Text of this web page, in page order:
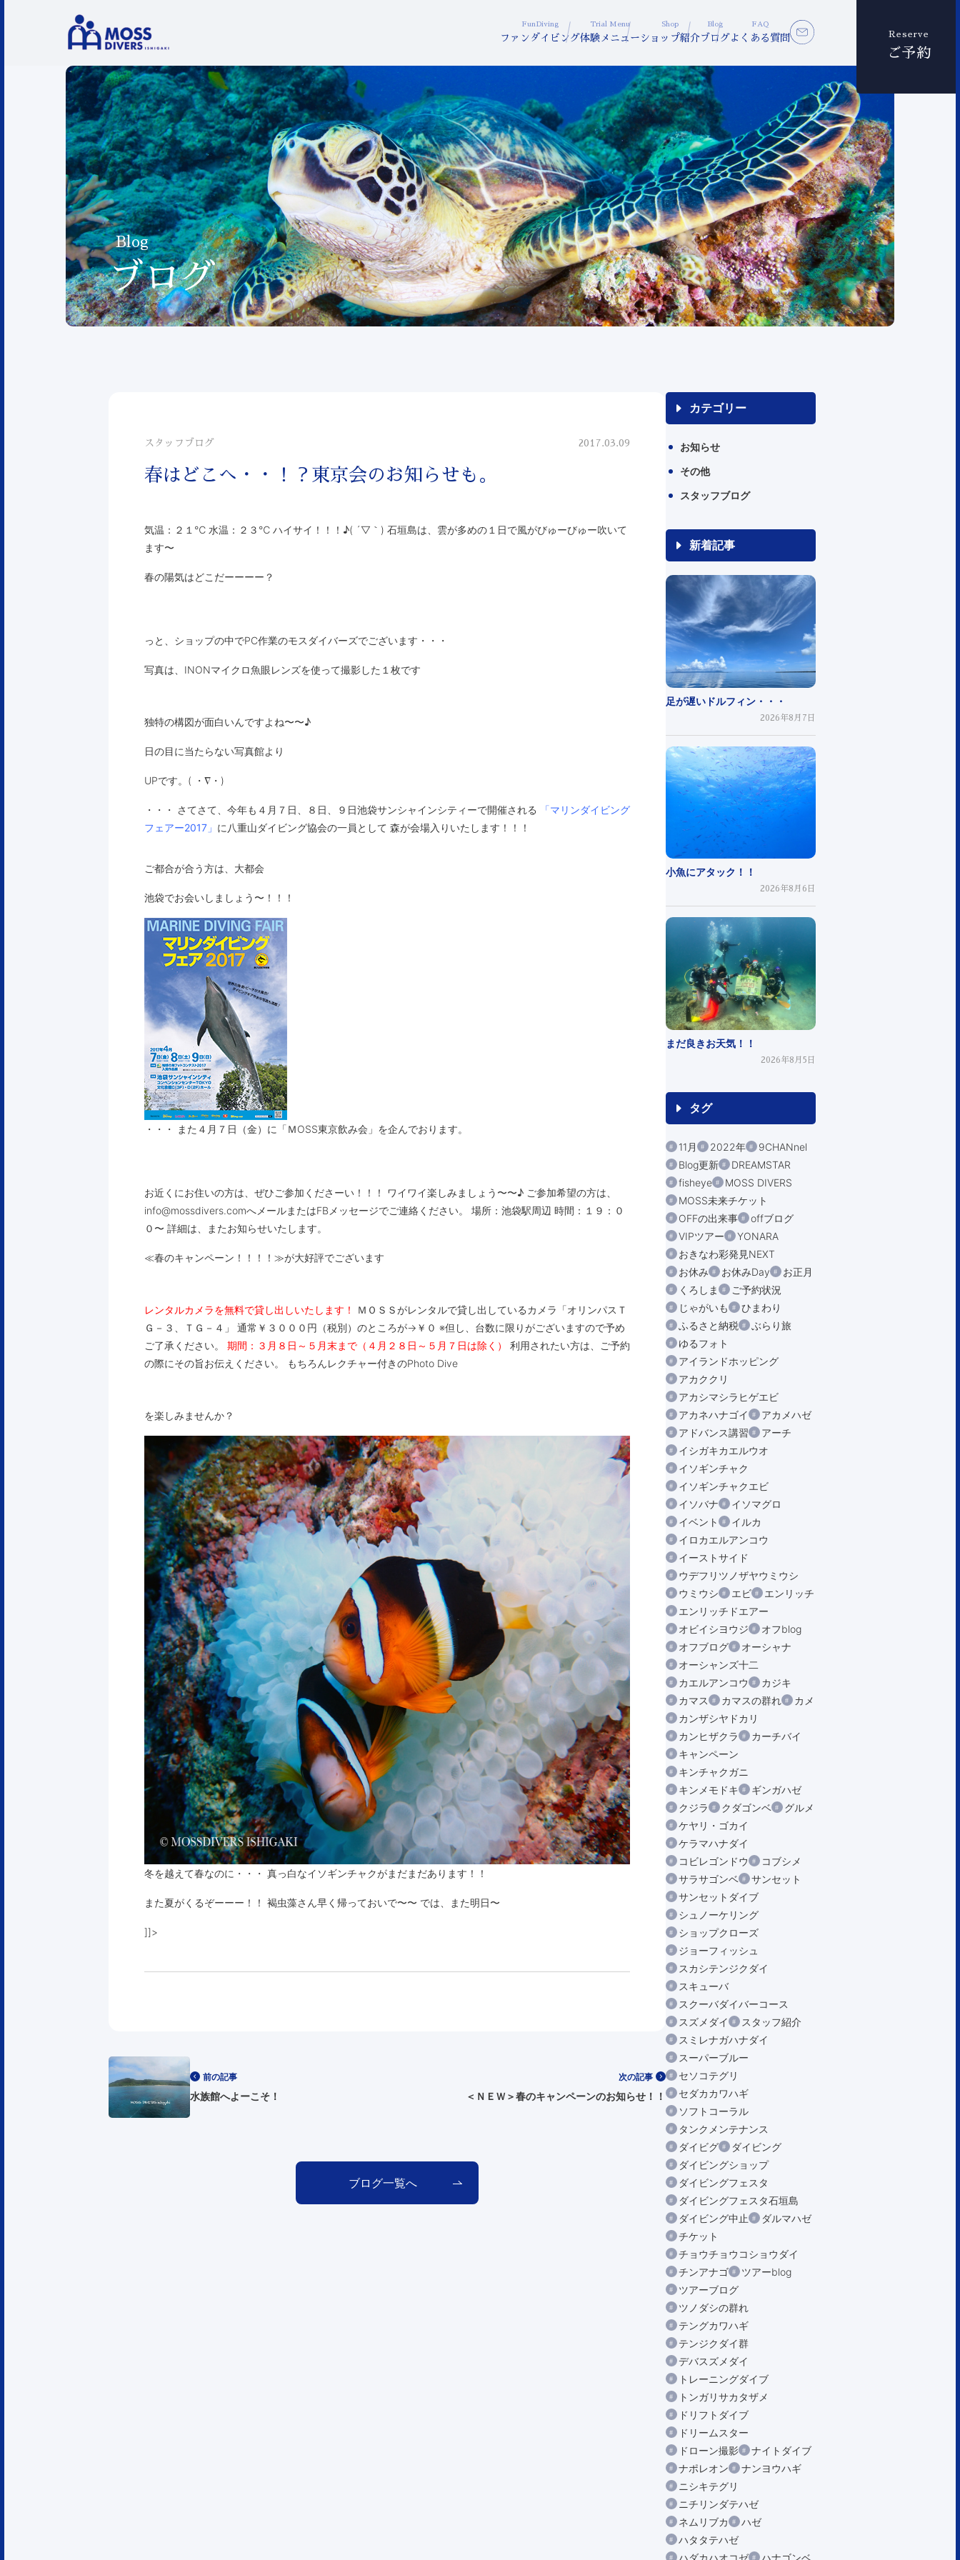
FunDiving
ファンダイビング
Trial Menu
体験メニュー
Shop
ショップ紹介
Blog
ブログ
FAQ
よくある質問 Reserve
ご予約
Blog
ブログ
スタッフブログ 2017.03.09
春はどこへ・・！？東京会のお知らせも。
気温：２１℃ 水温：２３℃ ハイサイ！！！♪( ´▽｀) 石垣島は、雲が多めの１日で風がびゅーびゅー吹いて
ます〜
春の陽気はどこだーーーー？
っと、ショップの中でPC作業のモスダイバーズでございます・・・
写真は、INONマイクロ魚眼レンズを使って撮影した１枚です
独特の構図が面白いんですよね〜〜♪
日の目に当たらない写真館より
UPです。( ・∇・)
・・・ さてさて、今年も４月７日、８日、９日池袋サンシャインシティーで開催される
「マリンダイビング
フェアー2017」 に八重山ダイビング協会の一員として 森が会場入りいたします！！！
ご都合が合う方は、大都会
池袋でお会いしましょう〜！！！
・・・ また４月７日（金）に「ＭOSS東京飲み会」を企んでおります。
お近くにお住いの方は、ぜひご参加くださーい！！！ ワイワイ楽しみましょう〜〜♪ ご参加希望の方は、
info@mossdivers.comへメールまたはFBメッセージでご連絡ください。 場所：池袋駅周辺 時間：１９：０
０〜 詳細は、またお知らせいたします。
≪春のキャンペーン！！！！≫が大好評でございます
レンタルカメラを無料で貸し出しいたします！
ＭＯＳＳがレンタルで貸し出しているカメラ「オリンパスＴ
Ｇ－３、ＴＧ－４」 通常￥３０００円（税別）のところが→￥０ ※但し、台数に限りがございますので予め
ご了承ください。 期間：３月８日～５月末まで（４月２８日～５月７日は除く）
利用されたい方は、ご予約
の際にその旨お伝えください。 もちろんレクチャー付きのPhoto Dive
を楽しみませんか？
冬を越えて春なのに・・・ 真っ白なイソギンチャクがまだまだあります！！
また夏がくるぞーーー！！ 褐虫藻さん早く帰っておいで〜〜 では、また明日〜
]]>
前の記事
水族館へよーこそ！
次の記事
＜ＮＥＷ＞春のキャンペーンのお知らせ！！
ブログ一覧へ
カテゴリー
お知らせ
その他
スタッフブログ
新着記事
足が遅いドルフィン・・・
2026年8月7日
小魚にアタック！！
2026年8月6日
まだ良きお天気！！
2026年8月5日
タグ
11月 2022年
9CHANnel
Blog更新
DREAMSTAR
fisheye
MOSS DIVERS
MOSS未来チケット
OFFの出来事
offブログ
VIPツアー
YONARA
おきなわ彩発見NEXT
お休み
お休みDay
お正月
くろしま
ご予約状況
じゃがいも
ひまわり
ふるさと納税
ぶらり旅
ゆるフォト
アイランドホッピング
アカククリ
アカシマシラヒゲエビ
アカネハナゴイ
アカメハゼ
アドバンス講習
アーチ
イシガキカエルウオ
イソギンチャク
イソギンチャクエビ
イソバナ
イソマグロ
イベント
イルカ
イロカエルアンコウ
イーストサイド
ウデフリツノザヤウミウシ
ウミウシ
エビ
エンリッチ
エンリッチドエアー
オビイシヨウジ
オフblog
オフブログ
オーシャナ
オーシャンズ十二
カエルアンコウ
カジキ
カマス
カマスの群れ
カメ
カンザシヤドカリ
カンヒザクラ
カーチバイ
キャンペーン
キンチャクガニ
キンメモドキ
ギンガハゼ
クジラ
クダゴンベ
グルメ
ケヤリ・ゴカイ
ケラマハナダイ
コビレゴンドウ
コブシメ
サラサゴンベ
サンセット
サンセットダイブ
シュノーケリング
ショップクローズ
ジョーフィッシュ
スカシテンジクダイ
スキューバ
スクーバダイバーコース
スズメダイ
スタッフ紹介
スミレナガハナダイ
スーパーブルー
セソコテグリ
セダカカワハギ
ソフトコーラル
タンクメンテナンス
ダイビグ
ダイビング
ダイビングショップ
ダイビングフェスタ
ダイビングフェスタ石垣島
ダイビング中止
ダルマハゼ
チケット
チョウチョウコショウダイ
チンアナゴ
ツアーblog
ツアーブログ
ツノダシの群れ
テングカワハギ
テンジクダイ群
デバスズメダイ
トレーニングダイブ
トンガリサカタザメ
ドリフトダイブ
ドリームスター
ドローン撮影
ナイトダイブ
ナポレオン
ナンヨウハギ
ニシキテグリ
ニチリンダテハゼ
ネムリブカ
ハゼ
ハタタテハゼ
ハダカハオコゼ
ハナゴンベ